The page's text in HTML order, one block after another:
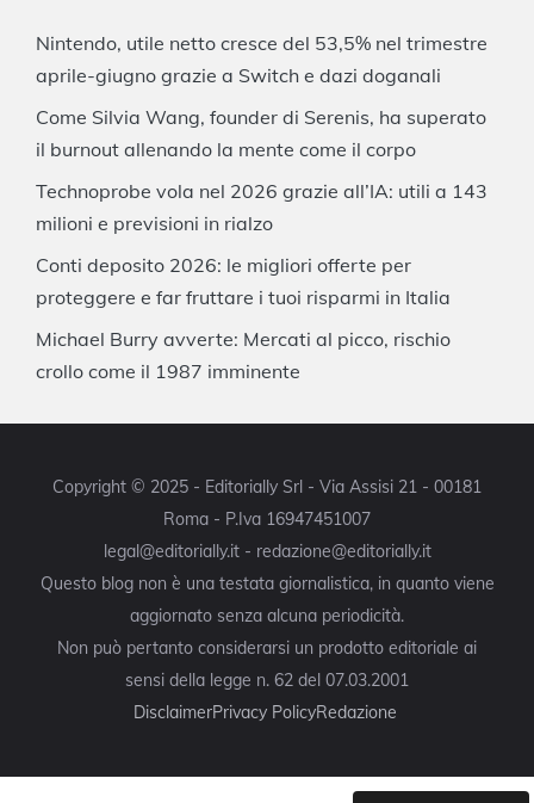
Nintendo, utile netto cresce del 53,5% nel trimestre
aprile-giugno grazie a Switch e dazi doganali
Come Silvia Wang, founder di Serenis, ha superato
il burnout allenando la mente come il corpo
Technoprobe vola nel 2026 grazie all’IA: utili a 143
milioni e previsioni in rialzo
Conti deposito 2026: le migliori offerte per
proteggere e far fruttare i tuoi risparmi in Italia
Michael Burry avverte: Mercati al picco, rischio
crollo come il 1987 imminente
Copyright © 2025 - Editorially Srl - Via Assisi 21 - 00181
Roma - P.Iva 16947451007
legal@editorially.it - redazione@editorially.it
Questo blog non è una testata giornalistica, in quanto viene
aggiornato senza alcuna periodicità.
Non può pertanto considerarsi un prodotto editoriale ai
sensi della legge n. 62 del 07.03.2001
DisclaimerPrivacy PolicyRedazione